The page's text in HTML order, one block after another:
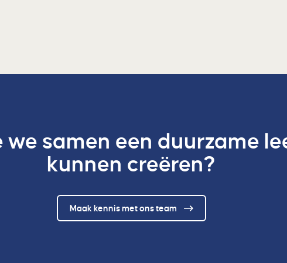
we samen een duurzame
kunnen creëren?
Maak kennis met ons team